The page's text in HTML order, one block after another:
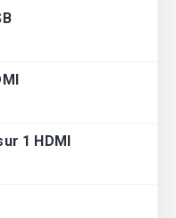
1 HDMI